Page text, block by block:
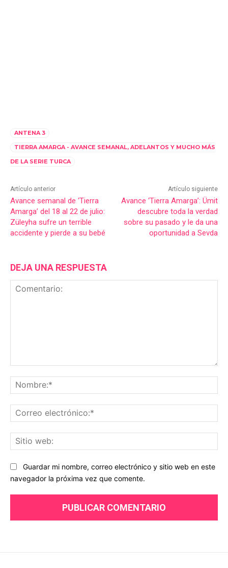
ANTENA 3
TIERRA AMARGA - AVANCE SEMANAL, ADELANTOS Y MUCHO MÁS
DE LA SERIE TURCA
Artículo anterior
Avance semanal de ‘Tierra
Amarga’ del 18 al 22 de julio:
Züleyha sufre un terrible
accidente y pierde a su bebé
Artículo siguiente
Avance ‘Tierra Amarga’: Ümit
descubre toda la verdad
sobre su pasado y le da una
oportunidad a Sevda
DEJA UNA RESPUESTA
Guardar mi nombre, correo electrónico y sitio web en este
navegador la próxima vez que comente.